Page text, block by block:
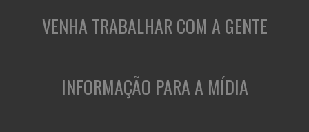
VENHA TRABALHAR COM A GENTE
INFORMAÇÃO PARA A MÍDIA